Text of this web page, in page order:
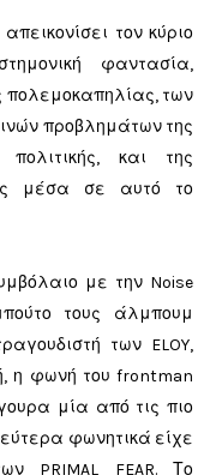
τον κύριο
φαντασία,
πολεμοκαπηλίας, των
προβλημάτων της
πολιτικής, και της
μέσα σε αυτό το
με την Noise
τους άλμπουμ
των ELOY,
η φωνή του frontman
μία από τις πιο
φωνητικά είχε
PRIMAL FEAR. Το